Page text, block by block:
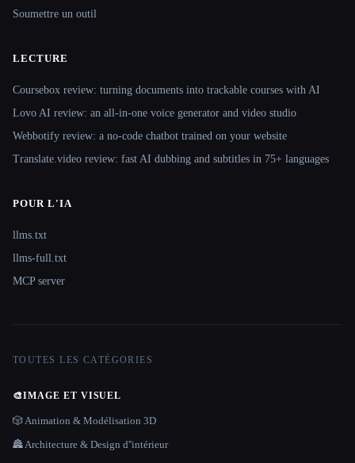
Soumettre un outil
LECTURE
Coursebox review: turning documents into trackable courses with AI
Lovo AI review: an all-in-one voice generator and video studio
Webbotify review: a no-code chatbot trained on your website
Translate.video review: fast AI dubbing and subtitles in 75+ languages
POUR L'IA
llms.txt
llms-full.txt
MCP server
TOUTES LES CATÉGORIES
🎨IMAGE ET VISUEL
🎲 Animation & Modélisation 3D
🏯 Architecture & Design d''intérieur